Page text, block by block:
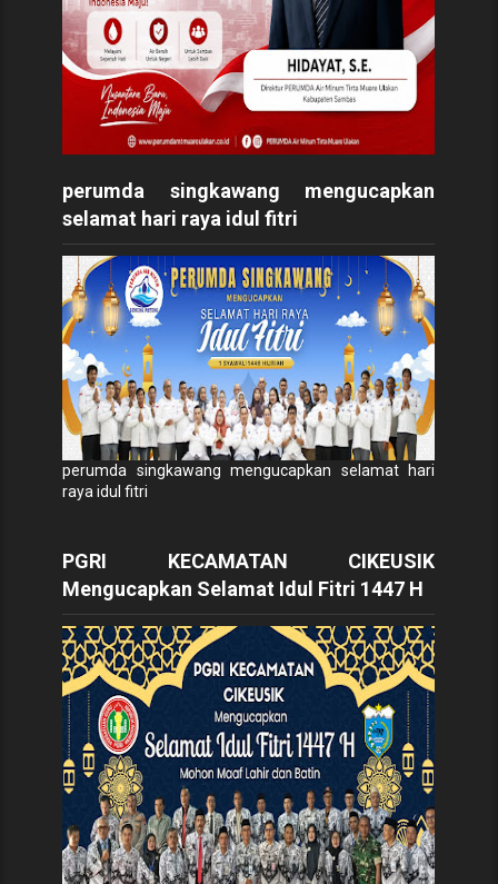
perumda singkawang mengucapkan
selamat hari raya idul fitri
perumda singkawang mengucapkan selamat hari
raya idul fitri
PGRI KECAMATAN CIKEUSIK
Mengucapkan Selamat Idul Fitri 1447 H